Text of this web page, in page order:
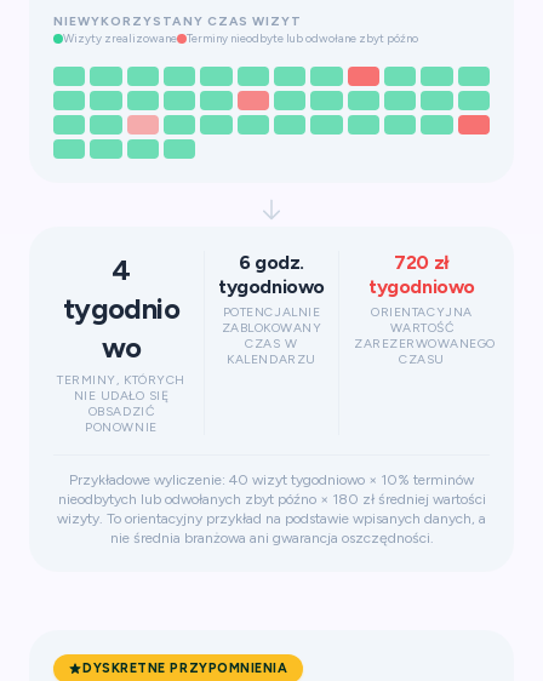
NIEWYKORZYSTANY CZAS WIZYT
Wizyty zrealizowane Terminy nieodbyte lub odwołane zbyt późno
4
tygodnio
wo
TERMINY, KTÓRYCH
NIE UDAŁO SIĘ
OBSADZIĆ
PONOWNIE
6 godz.
tygodniowo
POTENCJALNIE
ZABLOKOWANY
CZAS W
KALENDARZU
720 zł
tygodniowo
ORIENTACYJNA
WARTOŚĆ
ZAREZERWOWANEGO
CZASU
Przykładowe wyliczenie: 40 wizyt tygodniowo × 10% terminów
nieodbytych lub odwołanych zbyt późno × 180 zł średniej wartości
wizyty. To orientacyjny przykład na podstawie wpisanych danych, a
nie średnia branżowa ani gwarancja oszczędności.
DYSKRETNE PRZYPOMNIENIA